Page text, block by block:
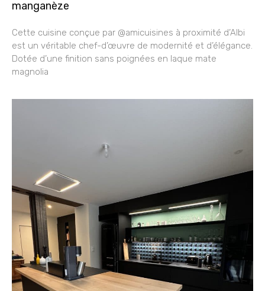
manganèze
Cette cuisine conçue par @amicuisines à proximité d’Albi
est un véritable chef-d’œuvre de modernité et d’élégance.
Dotée d’une finition sans poignées en laque mate
magnolia